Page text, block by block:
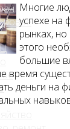
Многие
успехе на
рынках, но
этого
большие
время
деньги на